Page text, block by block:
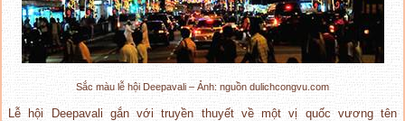
Sắc màu lễ hội Deepavali – Ảnh: nguồn dulichcongvu.com
Lễ hội Deepavali gắn với truyền thuyết về một vị quốc vương tên